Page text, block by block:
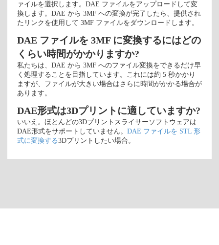
ァイルを選択します。DAE ファイルをアップロードして変
換します。DAE から 3MF への変換が完了したら、提供され
たリンクを使用して 3MF ファイルをダウンロードします。
DAE ファイルを 3MF に変換するにはどの
くらい時間がかかりますか?
私たちは、DAE から 3MF へのファイル変換をできるだけ早
く処理することを目指しています。これには約 5 秒かかり
ますが、ファイルが大きい場合はさらに時間がかかる場合が
あります。
DAE形式は3Dプリントに適していますか?
いいえ。ほとんどの3Dプリントスライサーソフトウェアは
DAE形式をサポートしていません。 DAE ファイルを STL 形
式に変換する3Dプリントしたい場合。